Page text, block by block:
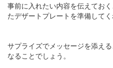
事前に入れたい内容を伝えてお
たデザートプレートを準備してく
サプライズでメッセージを添え
なることでしょう。